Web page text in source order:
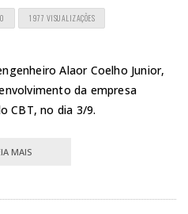
1977 VISUALIZAÇÕES
Alaor Coelho Junior,
da empresa
CBT, no dia 3/9.
MAIS